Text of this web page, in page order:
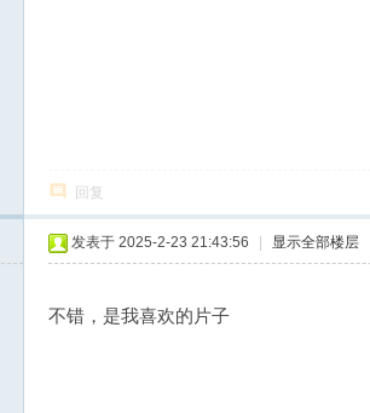
回复
发表于 2025-2-23 21:43:56 显示全部楼层
不错，是我喜欢的片子